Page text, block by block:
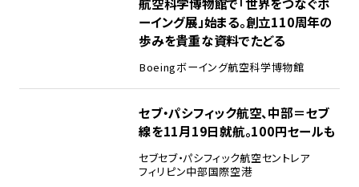
ーイング展」始まる。創立110周年の
歩みを貴重な資料でたどる
Boeingボーイング航空科学博物館
セブ・パシフィック航空、中部＝セブ
線を11月19日就航。100円セールも
セブセブ・パシフィック航空セントレア
フィリピン中部国際空港